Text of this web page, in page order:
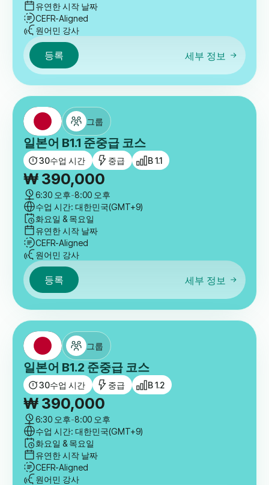
유연한 시작 날짜
CEFR-Aligned
원어민 강사
등록 세부 정보
그룹
일본어 B1.1 준중급 코스
30수업 시간 중급 B 1.1
₩ 390,000
6:30 오후-8:00 오후
수업 시간: 대한민국(GMT+9)
화요일 & 목요일
유연한 시작 날짜
CEFR-Aligned
원어민 강사
등록 세부 정보
그룹
일본어 B1.2 준중급 코스
30수업 시간 중급 B 1.2
₩ 390,000
6:30 오후-8:00 오후
수업 시간: 대한민국(GMT+9)
화요일 & 목요일
유연한 시작 날짜
CEFR-Aligned
원어민 강사